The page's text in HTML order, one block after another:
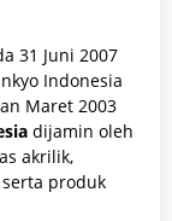
31 Juni 2007
Indonesia
Maret 2003
dijamin oleh
akrilik,
produk